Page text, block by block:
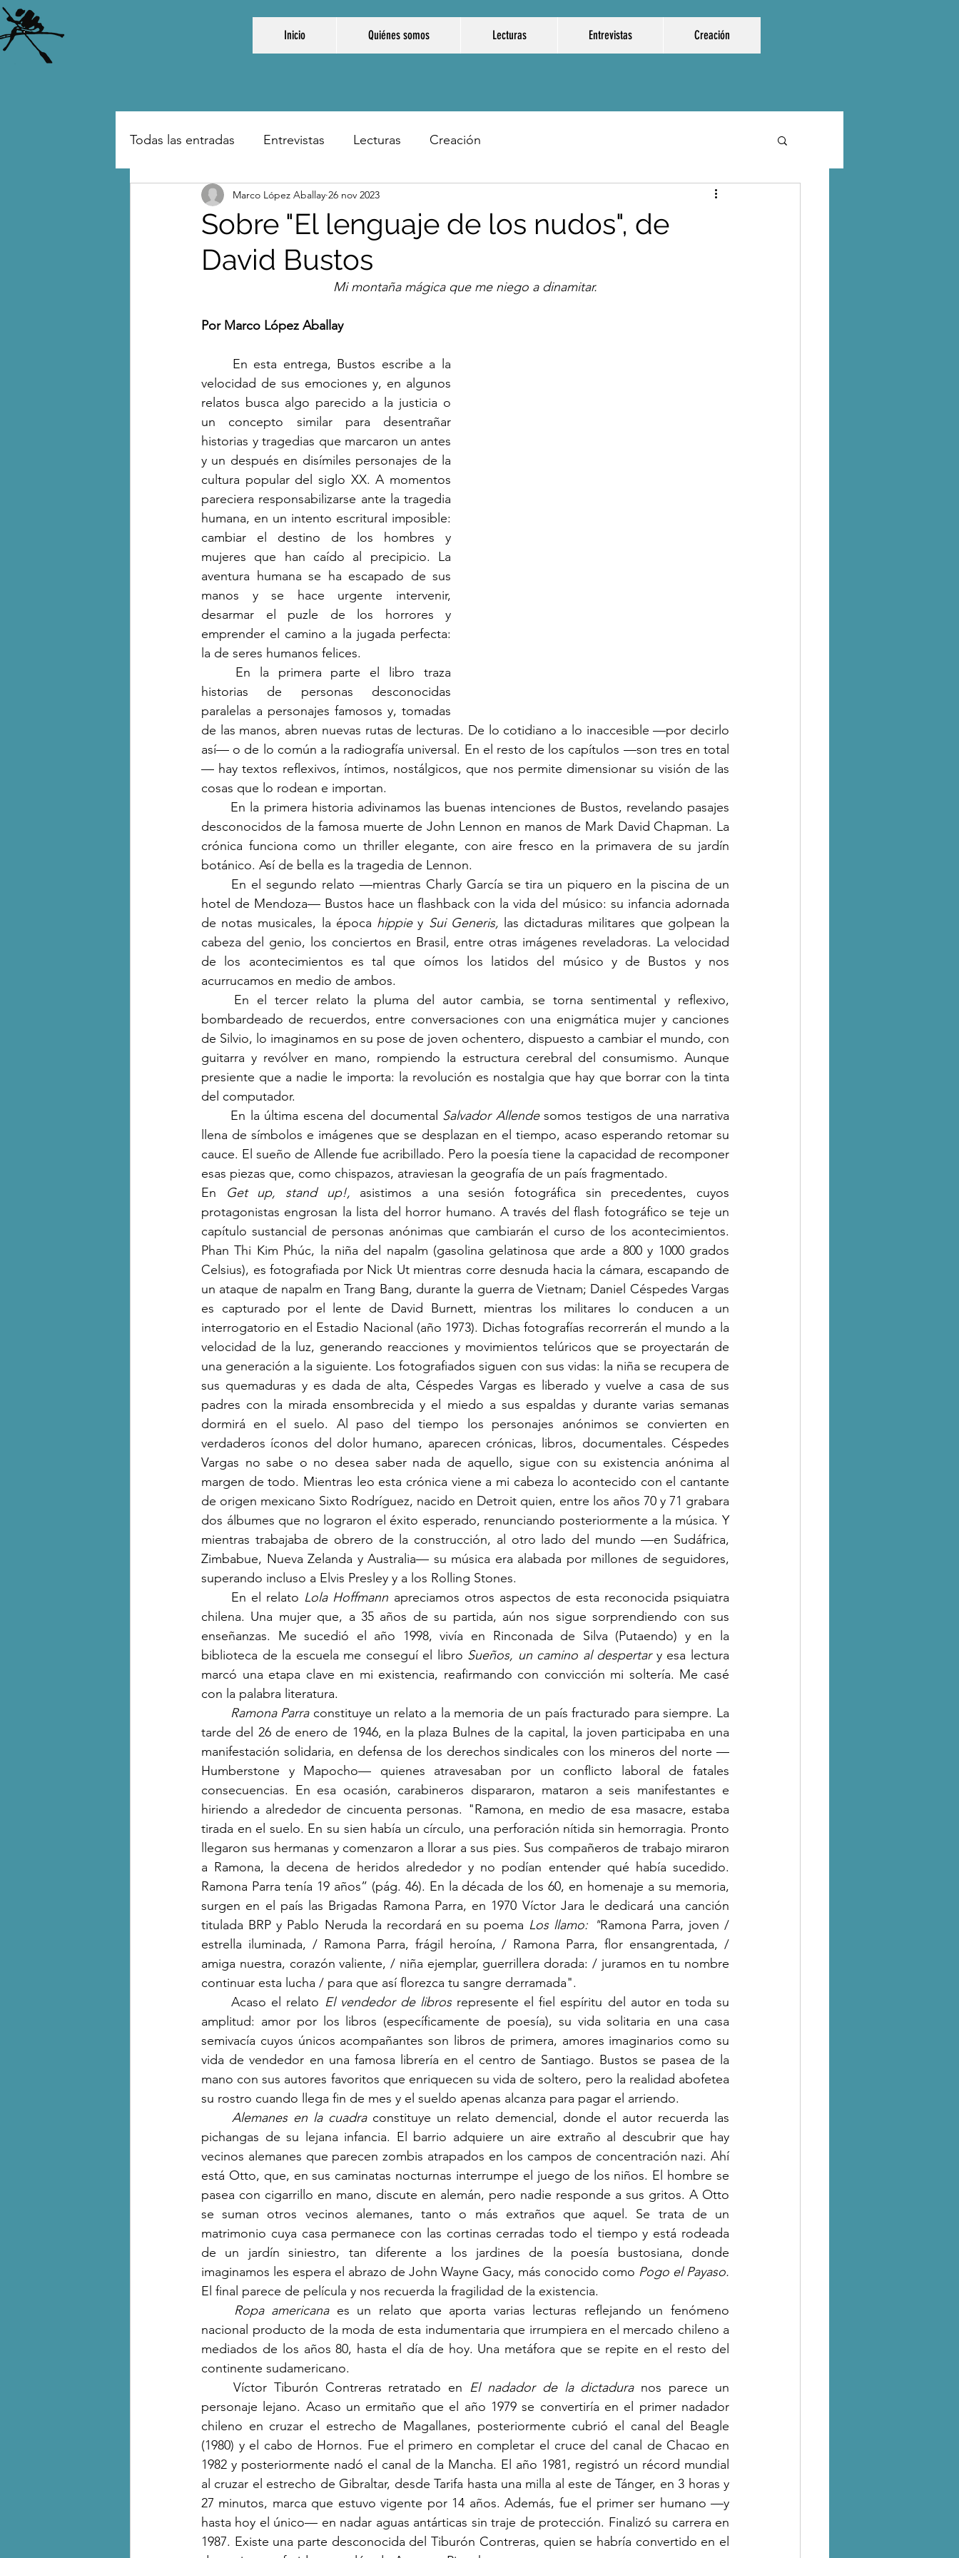
Inicio Quiénes somos Lecturas Entrevistas Creación
Todas las entradas Entrevistas Lecturas Creación
Sobre "El lenguaje de los nudos", de
David Bustos
Marco López Aballay 26 nov 2023
Mi montaña mágica que me niego a dinamitar.
Por Marco López Aballay
velocidad de sus emociones y, en algunos
relatos busca algo parecido a la justicia o
un concepto similar para desentrañar
historias y tragedias que marcaron un antes
y un después en disímiles personajes de la
cultura popular del siglo XX. A momentos
pareciera responsabilizarse ante la tragedia
humana, en un intento escritural imposible:
cambiar el destino de los hombres y
mujeres que han caído al precipicio. La
aventura humana se ha escapado de sus
manos y se hace urgente intervenir,
desarmar el puzle de los horrores y
emprender el camino a la jugada perfecta:
la de seres humanos felices.
historias de personas desconocidas
paralelas a personajes famosos y, tomadas
de las manos, abren nuevas rutas de lecturas. De lo cotidiano a lo inaccesible —por decirlo
así— o de lo común a la radiografía universal. En el resto de los capítulos —son tres en total
— hay textos reflexivos, íntimos, nostálgicos, que nos permite dimensionar su visión de las
cosas que lo rodean e importan.
desconocidos de la famosa muerte de John Lennon en manos de Mark David Chapman. La
crónica funciona como un thriller elegante, con aire fresco en la primavera de su jardín
botánico. Así de bella es la tragedia de Lennon.
hotel de Mendoza— Bustos hace un flashback con la vida del músico: su infancia adornada
de notas musicales, la época hippie y Sui Generis, las dictaduras militares que golpean la
cabeza del genio, los conciertos en Brasil, entre otras imágenes reveladoras. La velocidad
de los acontecimientos es tal que oímos los latidos del músico y de Bustos y nos
acurrucamos en medio de ambos.
bombardeado de recuerdos, entre conversaciones con una enigmática mujer y canciones
de Silvio, lo imaginamos en su pose de joven ochentero, dispuesto a cambiar el mundo, con
guitarra y revólver en mano, rompiendo la estructura cerebral del consumismo. Aunque
presiente que a nadie le importa: la revolución es nostalgia que hay que borrar con la tinta
del computador.
	En la última escena del documental
Salvador Allende somos testigos de una narrativa
llena de símbolos e imágenes que se desplazan en el tiempo, acaso esperando retomar su
cauce. El sueño de Allende fue acribillado. Pero la poesía tiene la capacidad de recomponer
esas piezas que, como chispazos, atraviesan la geografía de un país fragmentado.
En
Get up, stand up!, asistimos a una sesión fotográfica sin precedentes, cuyos
protagonistas engrosan la lista del horror humano. A través del flash fotográfico se teje un
capítulo sustancial de personas anónimas que cambiarán el curso de los acontecimientos.
Phan Thi Kim Phúc, la niña del napalm (gasolina gelatinosa que arde a 800 y 1000 grados
Celsius), es fotografiada por Nick Ut mientras corre desnuda hacia la cámara, escapando de
un ataque de napalm en Trang Bang, durante la guerra de Vietnam; Daniel Céspedes Vargas
es capturado por el lente de David Burnett, mientras los militares lo conducen a un
interrogatorio en el Estadio Nacional (año 1973). Dichas fotografías recorrerán el mundo a la
velocidad de la luz, generando reacciones y movimientos telúricos que se proyectarán de
una generación a la siguiente. Los fotografiados siguen con sus vidas: la niña se recupera de
sus quemaduras y es dada de alta, Céspedes Vargas es liberado y vuelve a casa de sus
padres con la mirada ensombrecida y el miedo a sus espaldas y durante varias semanas
dormirá en el suelo. Al paso del tiempo los personajes anónimos se convierten en
verdaderos íconos del dolor humano, aparecen crónicas, libros, documentales. Céspedes
Vargas no sabe o no desea saber nada de aquello, sigue con su existencia anónima al
margen de todo. Mientras leo esta crónica viene a mi cabeza lo acontecido con el cantante
de origen mexicano Sixto Rodríguez, nacido en Detroit quien, entre los años 70 y 71 grabara
dos álbumes que no lograron el éxito esperado, renunciando posteriormente a la música. Y
mientras trabajaba de obrero de la construcción, al otro lado del mundo —en Sudáfrica,
Zimbabue, Nueva Zelanda y Australia— su música era alabada por millones de seguidores,
superando incluso a Elvis Presley y a los Rolling Stones.
	En el relato
Lola Hoffmann apreciamos otros aspectos de esta reconocida psiquiatra
chilena. Una mujer que, a 35 años de su partida, aún nos sigue sorprendiendo con sus
enseñanzas. Me sucedió el año 1998, vivía en Rinconada de Silva (Putaendo) y en la
biblioteca de la escuela me conseguí el libro Sueños, un camino al despertar y esa lectura
marcó una etapa clave en mi existencia, reafirmando con convicción mi soltería. Me casé
con la palabra literatura.
Ramona Parra constituye un relato a la memoria de un país fracturado para siempre. La
tarde del 26 de enero de 1946, en la plaza Bulnes de la capital, la joven participaba en una
manifestación solidaria, en defensa de los derechos sindicales con los mineros del norte —
Humberstone y Mapocho— quienes atravesaban por un conflicto laboral de fatales
consecuencias. En esa ocasión, carabineros dispararon, mataron a seis manifestantes e
hiriendo a alrededor de cincuenta personas. "Ramona, en medio de esa masacre, estaba
tirada en el suelo. En su sien había un círculo, una perforación nítida sin hemorragia. Pronto
llegaron sus hermanas y comenzaron a llorar a sus pies. Sus compañeros de trabajo miraron
a Ramona, la decena de heridos alrededor y no podían entender qué había sucedido.
Ramona Parra tenía 19 años” (pág. 46). En la década de los 60, en homenaje a su memoria,
surgen en el país las Brigadas Ramona Parra, en 1970 Víctor Jara le dedicará una canción
titulada BRP y Pablo Neruda la recordará en su poema Los llamo: "Ramona Parra, joven
estrella iluminada, / Ramona Parra, frágil heroína, / Ramona Parra, flor ensangrentada,
amiga nuestra, corazón valiente, / niña ejemplar, guerrillera dorada: / juramos en tu nombre
continuar esta lucha / para que así florezca tu sangre derramada".
	Acaso el relato
El vendedor de libros represente el fiel espíritu del autor en toda su
amplitud: amor por los libros (específicamente de poesía), su vida solitaria en una casa
semivacía cuyos únicos acompañantes son libros de primera, amores imaginarios como su
vida de vendedor en una famosa librería en el centro de Santiago. Bustos se pasea de la
mano con sus autores favoritos que enriquecen su vida de soltero, pero la realidad abofetea
su rostro cuando llega fin de mes y el sueldo apenas alcanza para pagar el arriendo.
Alemanes en la cuadra constituye un relato demencial, donde el autor recuerda las
pichangas de su lejana infancia. El barrio adquiere un aire extraño al descubrir que hay
vecinos alemanes que parecen zombis atrapados en los campos de concentración nazi. Ahí
está Otto, que, en sus caminatas nocturnas interrumpe el juego de los niños. El hombre se
pasea con cigarrillo en mano, discute en alemán, pero nadie responde a sus gritos. A Otto
se suman otros vecinos alemanes, tanto o más extraños que aquel. Se trata de un
matrimonio cuya casa permanece con las cortinas cerradas todo el tiempo y está rodeada
de un jardín siniestro, tan diferente a los jardines de la poesía bustosiana, donde
imaginamos les espera el abrazo de John Wayne Gacy, más conocido como
El final parece de película y nos recuerda la fragilidad de la existencia.
Ropa americana es un relato que aporta varias lecturas reflejando un fenómeno
nacional producto de la moda de esta indumentaria que irrumpiera en el mercado chileno a
mediados de los años 80, hasta el día de hoy. Una metáfora que se repite en el resto del
continente sudamericano.
	Víctor Tiburón Contreras retratado en
El nadador de la dictadura nos parece un
personaje lejano. Acaso un ermitaño que el año 1979 se convertiría en el primer nadador
chileno en cruzar el estrecho de Magallanes, posteriormente cubrió el canal del Beagle
(1980) y el cabo de Hornos. Fue el primero en completar el cruce del canal de Chacao en
1982 y posteriormente nadó el canal de la Mancha. El año 1981, registró un récord mundial
al cruzar el estrecho de Gibraltar, desde Tarifa hasta una milla al este de Tánger, en 3 horas y
27 minutos, marca que estuvo vigente por 14 años. Además, fue el primer ser humano —y
hasta hoy el único— en nadar aguas antárticas sin traje de protección. Finalizó su carrera en
1987. Existe una parte desconocida del Tiburón Contreras, quien se habría convertido en el